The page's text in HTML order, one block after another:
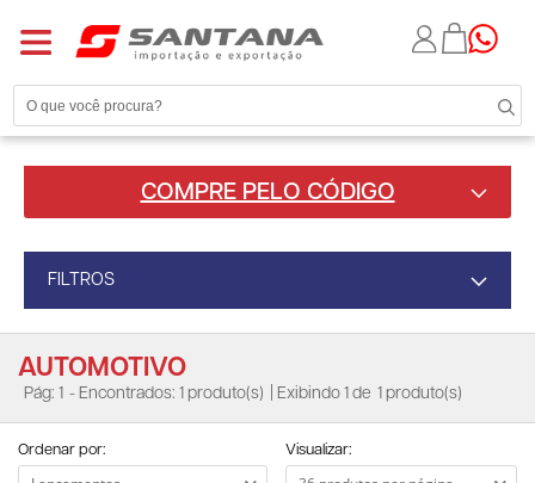
COMPRE PELO CÓDIGO
FILTROS
AUTOMOTIVO
Pág: 1 - Encontrados: 1 produto(s) | Exibindo 1 de 1 produto(s)
Ordenar por: Visualizar: